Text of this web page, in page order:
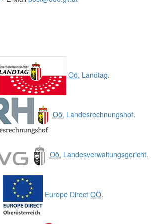
Oö. Landtag.
Oö. Landesrechnungshof.
Oö. Landesverwaltungsgericht.
Europe Direct OÖ.